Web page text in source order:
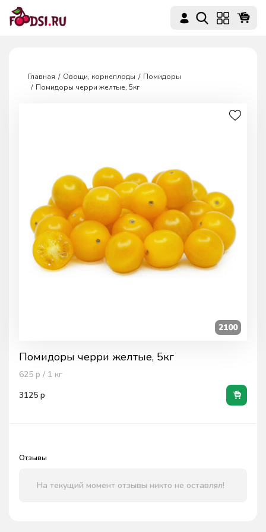
Главная Овощи, корнеплоды
Помидоры
Помидоры черри желтые, 5кг
Помидоры черри желтые, 5кг
625 р / 1 кг
3125 р
2100
Отзывы
На текущий момент отзывы никто не оставлял!